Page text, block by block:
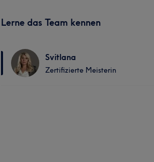
Lerne das Team kennen
Svitlana
Zertifizierte Meisterin